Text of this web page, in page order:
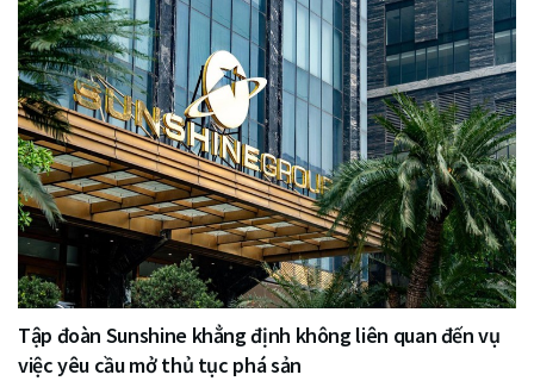
Tập đoàn Sunshine khẳng định không liên quan đến vụ
việc yêu cầu mở thủ tục phá sản